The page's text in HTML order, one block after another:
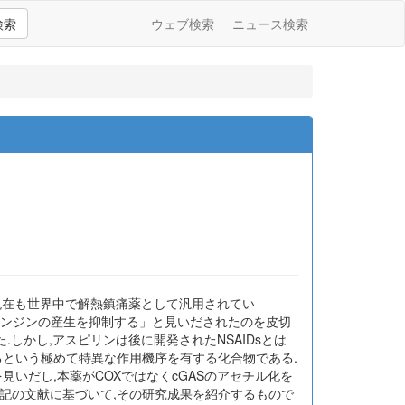
索 ウェブ検索 ニュース検索
も世界中で解熱鎮痛薬として汎用されてい
ジンの産生を抑制する」と見いだされたのを皮切
かし,アスピリンは後に開発されたNSAIDsとは
いう極めて特異な作用機序を有する化合物である.
いだし,本薬がCOXではなくcGASのアセチル化を
の文献に基づいて,その研究成果を紹介するもので